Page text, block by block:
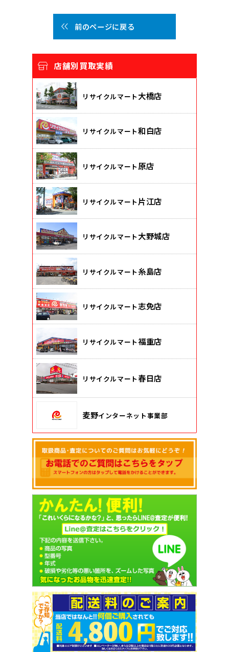
前のページに戻る
店舗別買取実績
リサイクルマート 大橋店
リサイクルマート和白店
リサイクルマート 原店
リサイクルマート 片江店
リサイクルマート 大野城店
リサイクルマート 糸島店
リサイクルマート志免店
リサイクルマート福重店
リサイクルマート春日店
麦野インターネット事業部